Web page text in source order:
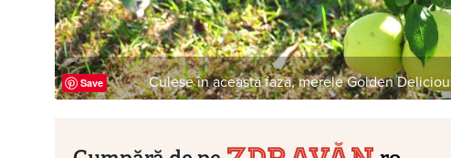
Save Culese în această fază, merele Golden